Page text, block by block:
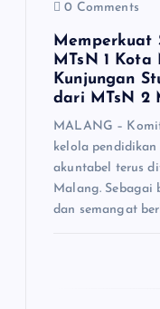
0 Comments
Memperkuat
MTsN 1 Kota
Kunjungan
dari MTsN 2
MALANG –
kelola
akuntabel terus
Malang. Sebagai
dan semangat